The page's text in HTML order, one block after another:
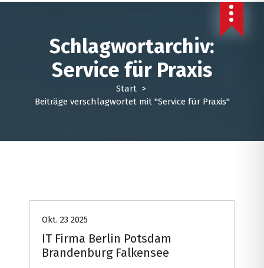
Schlagwortarchiv:
Service für Praxis
Start>
Beiträge verschlagwortet mit "Service für Praxis"
Okt. 23 2025
IT Firma Berlin Potsdam
Brandenburg Falkensee